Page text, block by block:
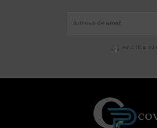
Am citit şi